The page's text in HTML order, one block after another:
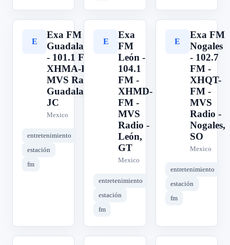
E
Exa FM
Guadalajara
- 101.1 FM -
XHMA-FM -
MVS Radio -
Guadalajara,
JC
Mexico
entretenimiento
estación
fm
E
Exa
FM
León -
104.1
FM -
XHMD-
FM -
MVS
Radio -
León,
GT
Mexico
entretenimiento
estación
fm
E
Exa FM
Nogales
- 102.7
FM -
XHQT-
FM -
MVS
Radio -
Nogales,
SO
Mexico
entretenimiento
estación
fm